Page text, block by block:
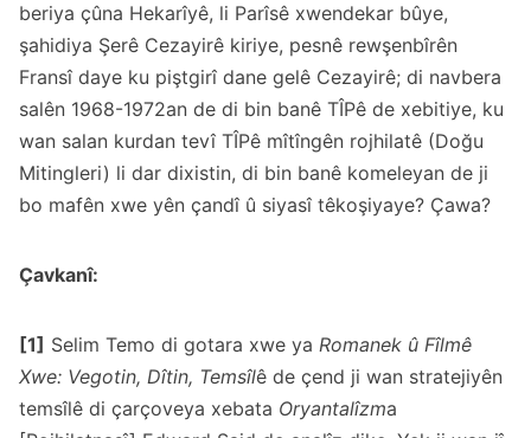
beriya çûna Hekarîyê, li Parîsê xwendekar bûye,
şahidiya Şerê Cezayirê kiriye, pesnê rewşenbîrên
Fransî daye ku piştgirî dane gelê Cezayirê; di navbera
salên 1968-1972an de di bin banê TÎPê de xebitiye, ku
wan salan kurdan tevî TÎPê mîtîngên rojhilatê (Doğu
Mitingleri) li dar dixistin, di bin banê komeleyan de ji
bo mafên xwe yên çandî û siyasî têkoşiyaye? Çawa?
Çavkanî:
[1] Selim Temo di gotara xwe ya Romanek û Fîlmê
Xwe: Vegotin, Dîtin, Temsîlê de çend ji wan stratejiyên
temsîlê di çarçoveya xebata Oryantalîzma